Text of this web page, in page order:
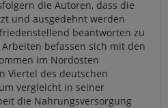
die Autoren, dass die
und ausgedehnt werden
beantworten zu
befassen sich mit den
im Nordosten
Viertel des deutschen
vergleicht in seiner
die Nahrungsversorgung